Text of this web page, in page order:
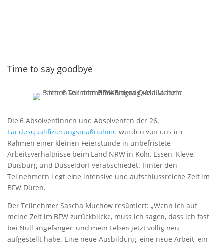
Time to say goodbye
Die 6 Absolventinnen und Absolventen der 26.
Landesqualifizierungsmaßnahme wurden von uns im
Rahmen einer kleinen Feierstunde in unbefristete
Arbeitsverhältnisse beim Land NRW in Köln, Essen, Kleve,
Duisburg und Düsseldorf verabschiedet. Hinter den
Teilnehmern liegt eine intensive und aufschlussreiche Zeit im
BFW Düren.
Der Teilnehmer Sascha Muchow resümiert: „Wenn ich auf
meine Zeit im BFW zurückblicke, muss ich sagen, dass ich fast
bei Null angefangen und mein Leben jetzt völlig neu
aufgestellt habe. Eine neue Ausbildung, eine neue Arbeit, ein